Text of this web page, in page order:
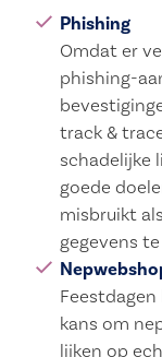
Phishing
Omdat er
phishing-
track &
schadelijke
goede
misbruikt
gegevens
kans om
lijken op